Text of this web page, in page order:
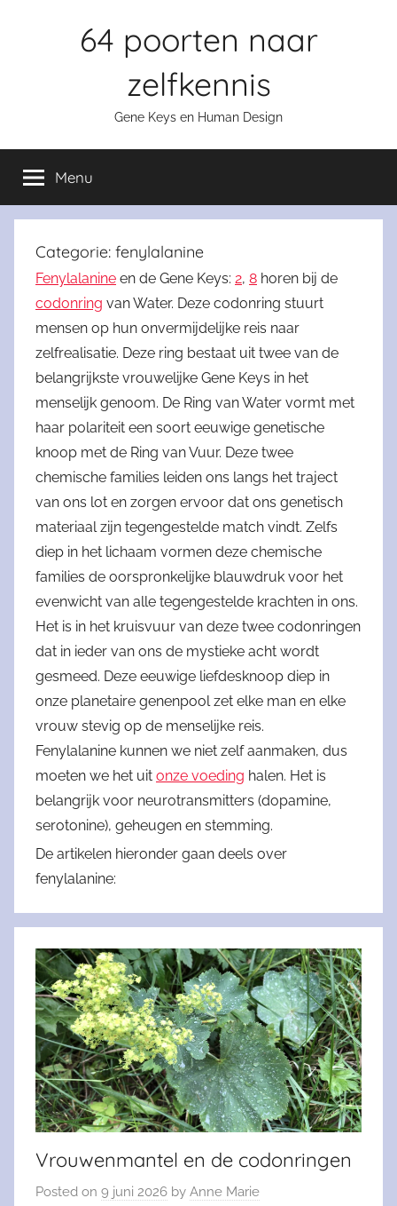
64 poorten naar
zelfkennis
Gene Keys en Human Design
Menu
Categorie: fenylalanine
Fenylalanine en de Gene Keys: 2, 8 horen bij de
codonring van Water. Deze codonring stuurt
mensen op hun onvermijdelijke reis naar
zelfrealisatie. Deze ring bestaat uit twee van de
belangrijkste vrouwelijke Gene Keys in het
menselijk genoom. De Ring van Water vormt met
haar polariteit een soort eeuwige genetische
knoop met de Ring van Vuur. Deze twee
chemische families leiden ons langs het traject
van ons lot en zorgen ervoor dat ons genetisch
materiaal zijn tegengestelde match vindt. Zelfs
diep in het lichaam vormen deze chemische
families de oorspronkelijke blauwdruk voor het
evenwicht van alle tegengestelde krachten in ons.
Het is in het kruisvuur van deze twee codonringen
dat in ieder van ons de mystieke acht wordt
gesmeed. Deze eeuwige liefdesknoop diep in
onze planetaire genenpool zet elke man en elke
vrouw stevig op de menselijke reis.
Fenylalanine kunnen we niet zelf aanmaken, dus
moeten we het uit onze voeding halen. Het is
belangrijk voor neurotransmitters (dopamine,
serotonine), geheugen en stemming.
De artikelen hieronder gaan deels over
fenylalanine:
Vrouwenmantel en de codonringen
Posted on 9 juni 2026 by Anne Marie